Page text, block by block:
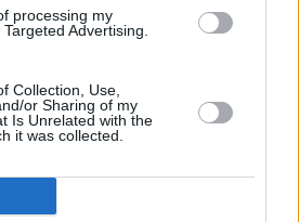
processing my
Advertising.
Collection, Use,
or Sharing of my
Is Unrelated with the
it was collected.
Marillen Rezepte Obst Rezepte
Wein Rezepte / Zwiebel Rezepte
Top